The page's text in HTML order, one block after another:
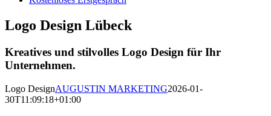
Logo Design Lübeck
Kreatives und stilvolles Logo Design für Ihr
Unternehmen.
Logo DesignAUGUSTIN MARKETING2026-01-
30T11:09:18+01:00